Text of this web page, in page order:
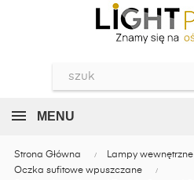
MENU
Strona Główna
Lampy wewnętrzne
Oczka sufitowe wpuszczane